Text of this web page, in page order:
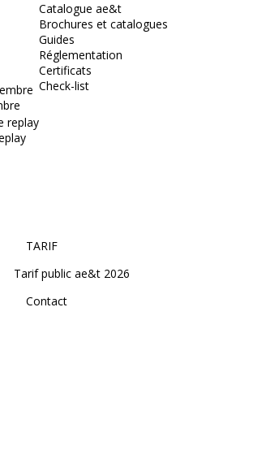
Catalogue ae&t
Brochures et catalogues
Guides
Réglementation
Certificats
Check-list
TARIF
Tarif public ae&t 2026
Contact